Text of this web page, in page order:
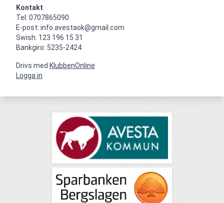
Kontakt
Tel: 0707865090
E-post: info.avestaok@gmail.com
Swish: 123 196 15 31
Bankgiro: 5235-2424
Drivs med KlubbenOnline
Logga in